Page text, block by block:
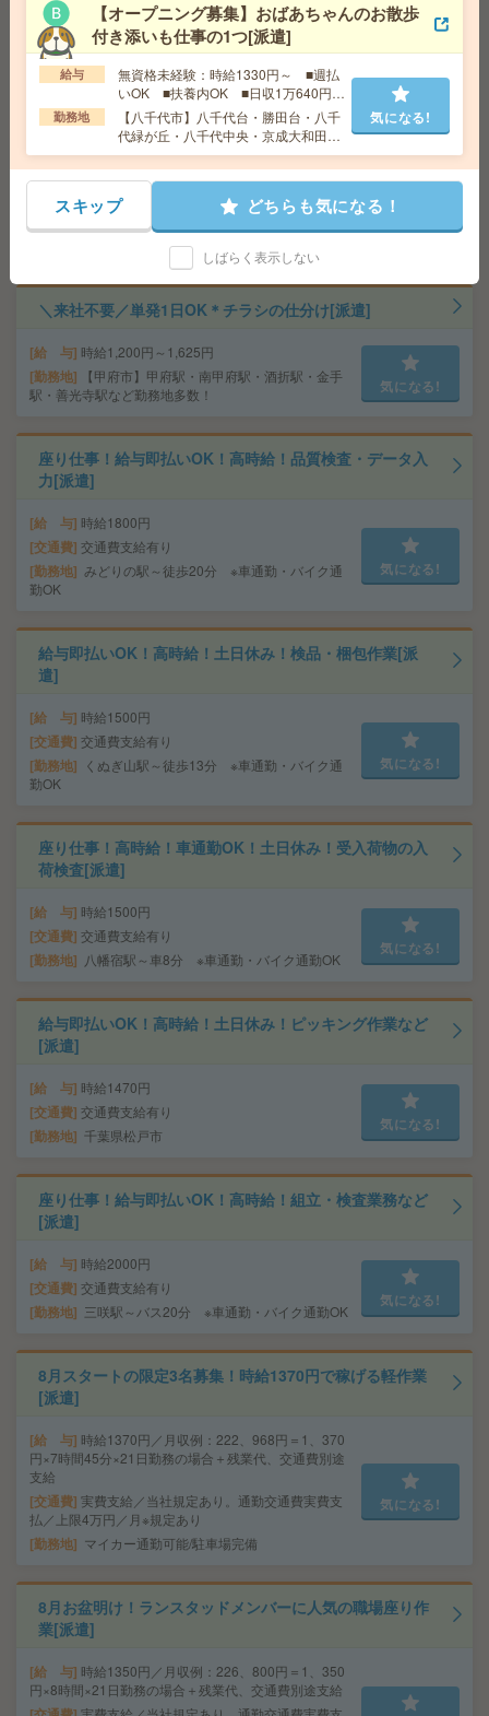
給 与 時給1,500円～1,875円
交通費 ■ 交通費規定内支給 ※派遣先による
勤務地 【牛久市】牛久駅・ひたち野うしく駅など勤
気になる!
＼来社不要／単発1日OK＊DMの仕分け[派遣]
給 与 時給1,500円～1,875円
勤務地 【水戸市】水戸駅・赤塚駅・内原駅・東水戸
駅・常澄駅など勤務地多数！
気になる!
＼来社不要／単発1日OK＊チラシの仕分け[派遣]
給 与 時給1,200円～1,625円
勤務地
【甲府市】甲府駅・南甲府駅・酒折駅・金手
駅・善光寺駅など勤務地多数！
気になる!
座り仕事！給与即払いOK！高時給！品質検査・データ入
力[派遣]
給 与 時給1800円
交通費 交通費支給有り
勤務地 みどりの駅～徒歩20分 ※車通勤・バイク通
勤OK
気になる!
給与即払いOK！高時給！土日休み！検品・梱包作業[派
遣]
給 与 時給1500円
交通費 交通費支給有り
勤務地
くぬぎ山駅～徒歩13分 ※車通勤・バイク通
勤OK
気になる!
座り仕事！高時給！車通勤OK！土日休み！受入荷物の入
荷検査[派遣]
給 与 時給1500円
交通費 交通費支給有り
勤務地 八幡宿駅～車8分 ※車通勤・バイク通勤OK
気になる!
給与即払いOK！高時給！土日休み！ピッキング作業など
[派遣]
給 与 時給1470円
交通費 交通費支給有り
勤務地 千葉県松戸市
気になる!
座り仕事！給与即払いOK！高時給！組立・検査業務など
[派遣]
給 与 時給2000円
交通費 交通費支給有り
勤務地 三咲駅～バス20分 ※車通勤・バイク通勤OK
気になる!
8月スタートの限定3名募集！時給1370円で稼げる軽作業
[派遣]
給 与 時給1370円／月収例：222、968円＝1、370
円×7時間45分×21日勤務の場合＋残業代、交通費別途
支給
交通費 実費支給／当社規定あり。通勤交通費実費支
払／上限4万円／月※規定あり
勤務地 マイカー通勤可能/駐車場完備
気になる!
8月お盆明け！ランスタッドメンバーに人気の職場座り作
業[派遣]
給 与 時給1350円／月収例：226、800円＝1、350
円×8時間×21日勤務の場合＋残業代、交通費別途支給
【オープニング募集】おばあちゃんのお散歩
付き添いも仕事の1つ[派遣]
給与
無資格未経験：時給1330円～ ■週払
いOK ■扶養内OK ■日収1万640円以
上
勤務地
【八千代市】八千代台・勝田台・八千
代緑が丘・八千代中央・京成大和田な
ど勤務地多数！
気になる!
スキップ どちらも気になる！
しばらく表示しない